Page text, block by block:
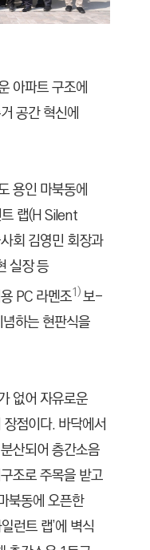
아파트 구조에
공간 혁신에
용인 마북동에
랩(H Silent
회 김영민 회장과
실장 등
PC 라멘조1)보-
하는 현판식을
없어 자유로운
점이다. 바닥에서
산되어 층간소음
조로 주목을 받고
북동에 오픈한
런트 랩’에 벽식